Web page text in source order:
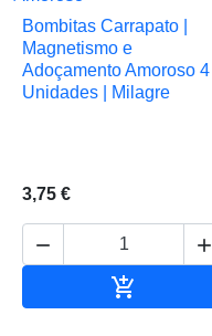
Bombitas Carrapato |
Magnetismo e
Adoçamento Amoroso 4
Unidades | Milagre
3,75 €
 
